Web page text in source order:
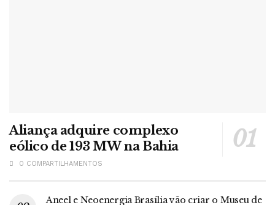
O decreto cria, ainda, o cargo de mediador pedagógico,
Aliança adquire complexo
eólico de 193 MW na Bahia
0 COMPARTILHAMENTOS
Aneel e Neoenergia Brasília vão criar o Museu de